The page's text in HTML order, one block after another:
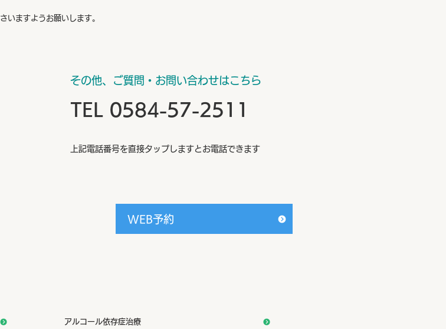
いますようお願いします。
​その他、ご質問・お問い合わせはこちら
TEL 0584-57-2511
上記電話番号を直接タップしますとお電話できます
WEB予約
アルコール依存症治療